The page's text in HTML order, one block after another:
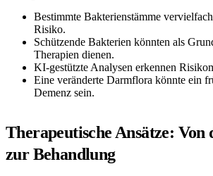
Bestimmte Bakterienstämme
Risiko.
Schützende Bakterien könnten als
Therapien dienen.
KI-gestützte Analysen erkennen
Eine veränderte Darmflora könnte ein
Demenz sein.
Therapeutische Ansätze: Von
zur Behandlung